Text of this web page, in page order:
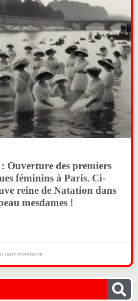
Ouverture des premiers
féminins à Paris. Ci-
reine de Natation dans
mesdames !
commentaire